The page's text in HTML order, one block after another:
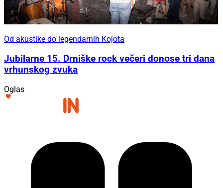
Od akustike do legendarnih Kojota
Jubilarne 15. Drniške rock večeri donose tri dana
vrhunskog zvuka
Oglas